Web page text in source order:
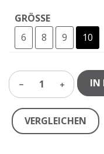
GRÖSSE
6
8 9 10
1 IN
VERGLEICHEN